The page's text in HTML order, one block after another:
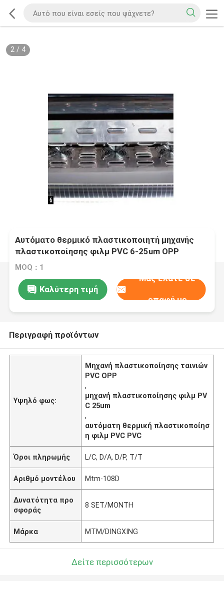
2/ 4
Αυτόματο θερμικό πλαστικοποιητή μηχανής
πλαστικοποίησης φιλμ PVC 6-25um OPP
MOQ：1
Καλύτερη τιμή
Μας ελάτε σε
επαφή με
Περιγραφή προϊόντων
Υψηλό φως:
Μηχανή πλαστικοποίησης ταινιών
PVC OPP
,
μηχανή πλαστικοποίησης φιλμ PV
C 25um
,
αυτόματη θερμική πλαστικοποίησ
η φιλμ PVC PVC
Όροι πληρωμής L/C, D/A, D/P, T/T
Αριθμό μοντέλου Mtm-108D
Δυνατότητα προ
σφοράς
8 SET/MONTH
Μάρκα MTM/DINGXING
Δείτε περισσότερων